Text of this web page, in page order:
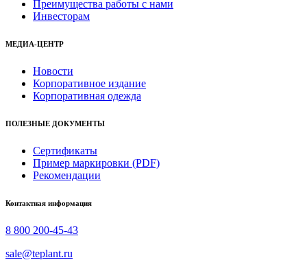
Преимущества работы с нами
Инвесторам
МЕДИА-ЦЕНТР
Новости
Корпоративное издание
Корпоративная одежда
ПОЛЕЗНЫЕ ДОКУМЕНТЫ
Сертификаты
Пример маркировки (PDF)
Рекомендации
Контактная информация
8 800 200-45-43
sale@teplant.ru